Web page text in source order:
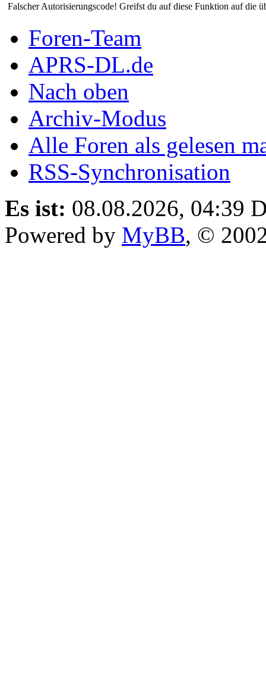
Falscher Autorisierungscode! Greifst du auf diese Funktion auf die
Foren-Team
APRS-DL.de
Nach oben
Archiv-Modus
Alle Foren als gelesen
RSS-Synchronisation
Es ist: 08.08.2026, 04:39
Powered by MyBB, ©